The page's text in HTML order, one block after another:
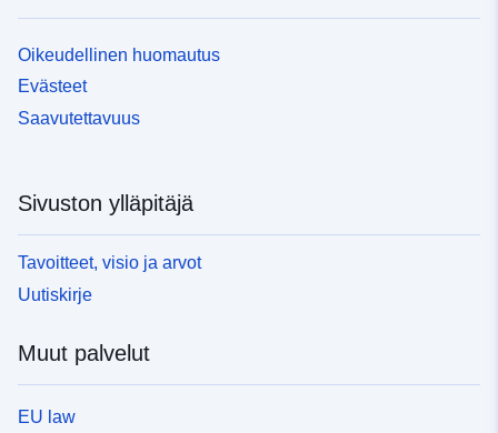
Oikeudellinen huomautus
Evästeet
Saavutettavuus
Sivuston ylläpitäjä
Tavoitteet, visio ja arvot
Uutiskirje
Muut palvelut
EU law